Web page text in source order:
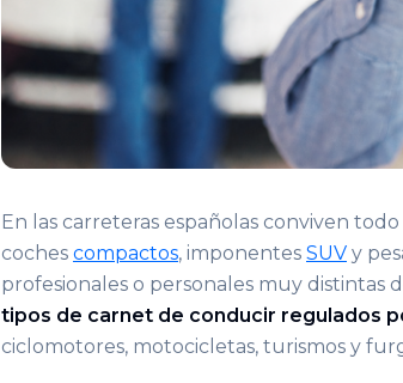
En las carreteras españolas conviven
coches compactos, imponentes SUV y
profesionales o personales muy distintas
tipos de carnet de conducir regulados
ciclomotores, motocicletas, turismos y